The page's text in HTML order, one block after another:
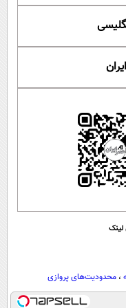
لینک
، محدودیت‌های پروازی